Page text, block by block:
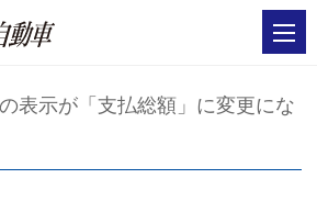
表示が「支払総額」に変更にな